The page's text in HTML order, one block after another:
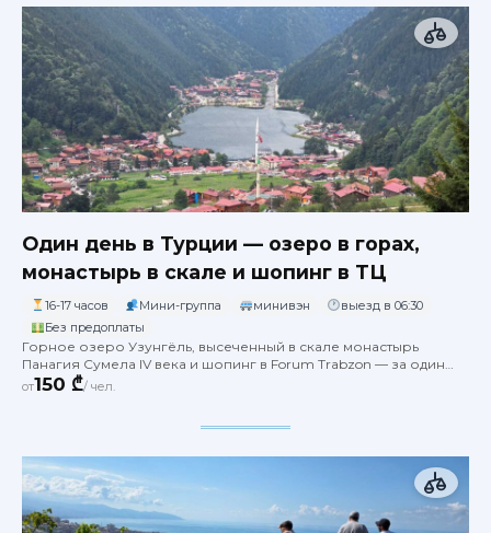
Один день в Турции — озеро в горах,
монастырь в скале и шопинг в ТЦ
16-17 часов Мини-группа минивэн
выезд в 06:30
Без предоплаты
Горное озеро Узунгёль, высеченный в скале монастырь
Панагия Сумела IV века и шопинг в Forum Trabzon — за один
длинный день из Батуми
от150 ₾/ чел.